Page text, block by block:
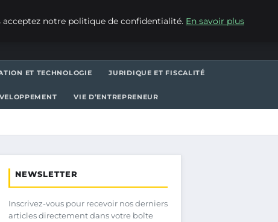
ET TECHNOLOGIE JURIDIQUE ET FISCALITÉ
VIE D’ENTREPRENEUR
NEWSLETTER
Inscrivez-vous pour recevoir nos derniers
articles directement dans votre boîte
notre politique de confidentialité. En savoir plus